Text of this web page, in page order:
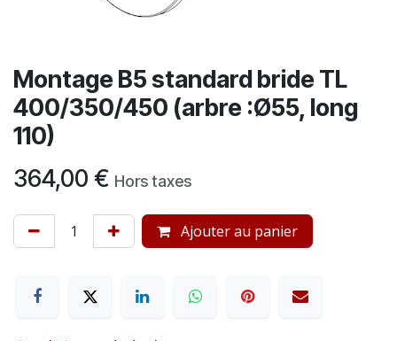
Montage B5 standard bride TL
400/350/450 (arbre :Ø55, long
110)
364,00 € Hors taxes
Ajouter au panier